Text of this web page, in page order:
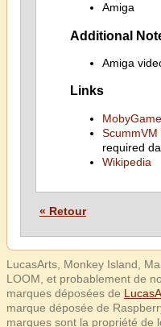
Amiga
Additional
Amiga
Links
ScummVM
required
Wikipedia
« Retour
LucasArts, Monkey Island,
LOOM, et probablement de
marques déposées de
marque déposée de
marques sont la propriété de